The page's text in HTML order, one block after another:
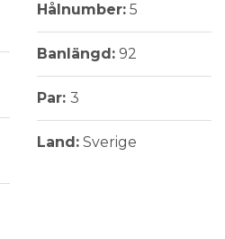
Hålnumber: 5
Banlängd: 92
Par: 3
Land: Sverige